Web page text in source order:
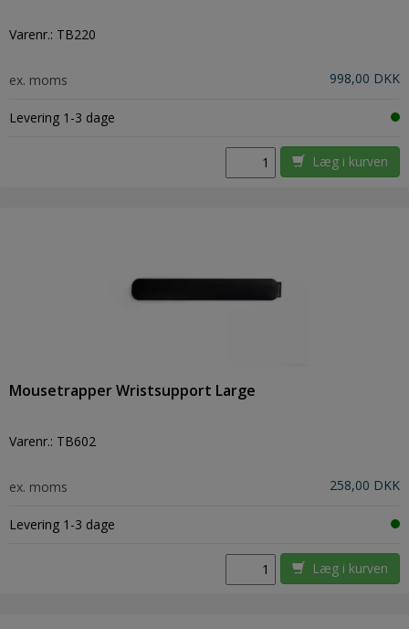
Varenr.: TB220
ex. moms 998,00 DKK
Levering 1-3 dage
Læg i kurven
Mousetrapper Wristsupport Large
Varenr.: TB602
ex. moms 258,00 DKK
Levering 1-3 dage
Læg i kurven